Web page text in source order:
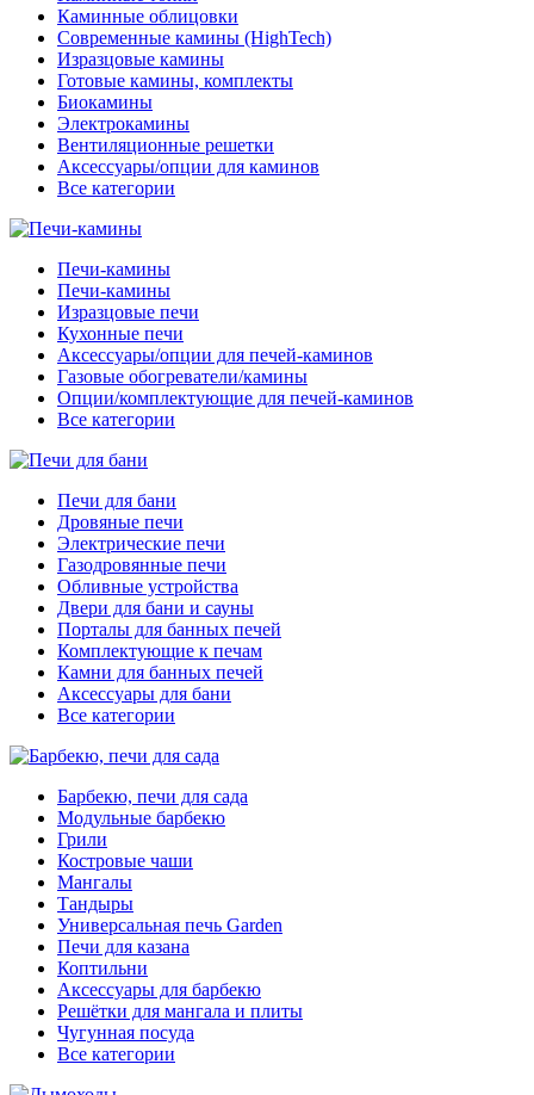
Каминные облицовки
Современные камины (HighTech)
Изразцовые камины
Готовые камины, комплекты
Биокамины
Электрокамины
Вентиляционные решетки
Аксессуары/опции для каминов
Все категории
Печи-камины
Печи-камины
Изразцовые печи
Кухонные печи
Аксессуары/опции для печей-каминов
Газовые обогреватели/камины
Опции/комплектующие для печей-каминов
Все категории
Печи для бани
Дровяные печи
Электрические печи
Газодровянные печи
Обливные устройства
Двери для бани и сауны
Порталы для банных печей
Комплектующие к печам
Камни для банных печей
Аксессуары для бани
Все категории
Барбекю, печи для сада
Модульные барбекю
Грили
Костровые чаши
Мангалы
Тандыры
Универсальная печь Garden
Печи для казана
Коптильни
Аксессуары для барбекю
Решётки для мангала и плиты
Чугунная посуда
Все категории